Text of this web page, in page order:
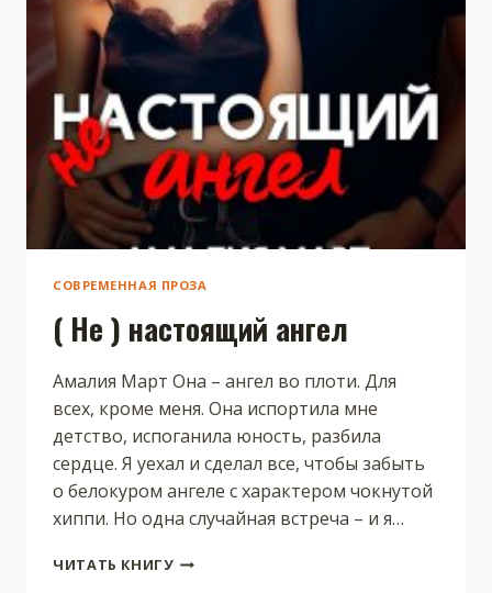
СОВРЕМЕННАЯ ПРОЗА
( Не ) настоящий ангел
Амалия Март Она – ангел во плоти. Для
всех, кроме меня. Она испортила мне
детство, испоганила юность, разбила
сердце. Я уехал и сделал все, чтобы забыть
о белокуром ангеле с характером чокнутой
хиппи. Но одна случайная встреча – и я…
ЧИТАТЬ КНИГУ(